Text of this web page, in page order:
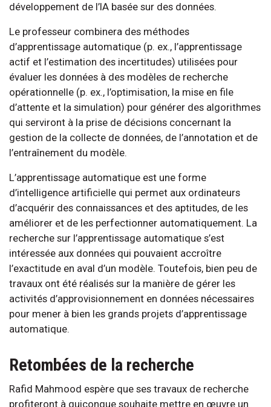
développement de l’IA basée sur des données.
Le professeur combinera des méthodes
d’apprentissage automatique (p. ex., l’apprentissage
actif et l’estimation des incertitudes) utilisées pour
évaluer les données à des modèles de recherche
opérationnelle (p. ex., l’optimisation, la mise en file
d’attente et la simulation) pour générer des algorithmes
qui serviront à la prise de décisions concernant la
gestion de la collecte de données, de l’annotation et de
l’entraînement du modèle.
L’apprentissage automatique est une forme
d’intelligence artificielle qui permet aux ordinateurs
d’acquérir des connaissances et des aptitudes, de les
améliorer et de les perfectionner automatiquement. La
recherche sur l’apprentissage automatique s’est
intéressée aux données qui pouvaient accroître
l’exactitude en aval d’un modèle. Toutefois, bien peu de
travaux ont été réalisés sur la manière de gérer les
activités d’approvisionnement en données nécessaires
pour mener à bien les grands projets d’apprentissage
automatique.
Retombées de la recherche
Rafid Mahmood espère que ses travaux de recherche
profiteront à quiconque souhaite mettre en œuvre un